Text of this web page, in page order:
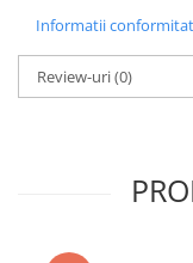
Informatii
Review-uri(0)